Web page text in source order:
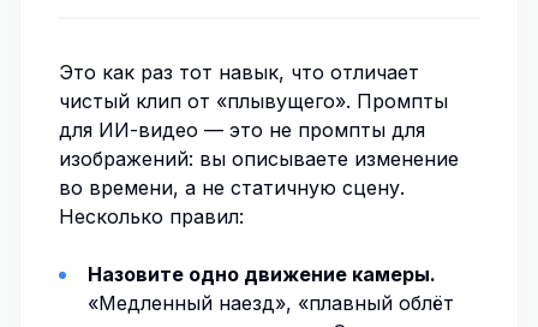
Это как раз тот навык, что отличает
чистый клип от «плывущего». Промпты
для ИИ-видео — это не промпты для
изображений: вы описываете изменение
во времени, а не статичную сцену.
Несколько правил:
Назовите одно движение камеры.
«Медленный наезд», «плавный облёт